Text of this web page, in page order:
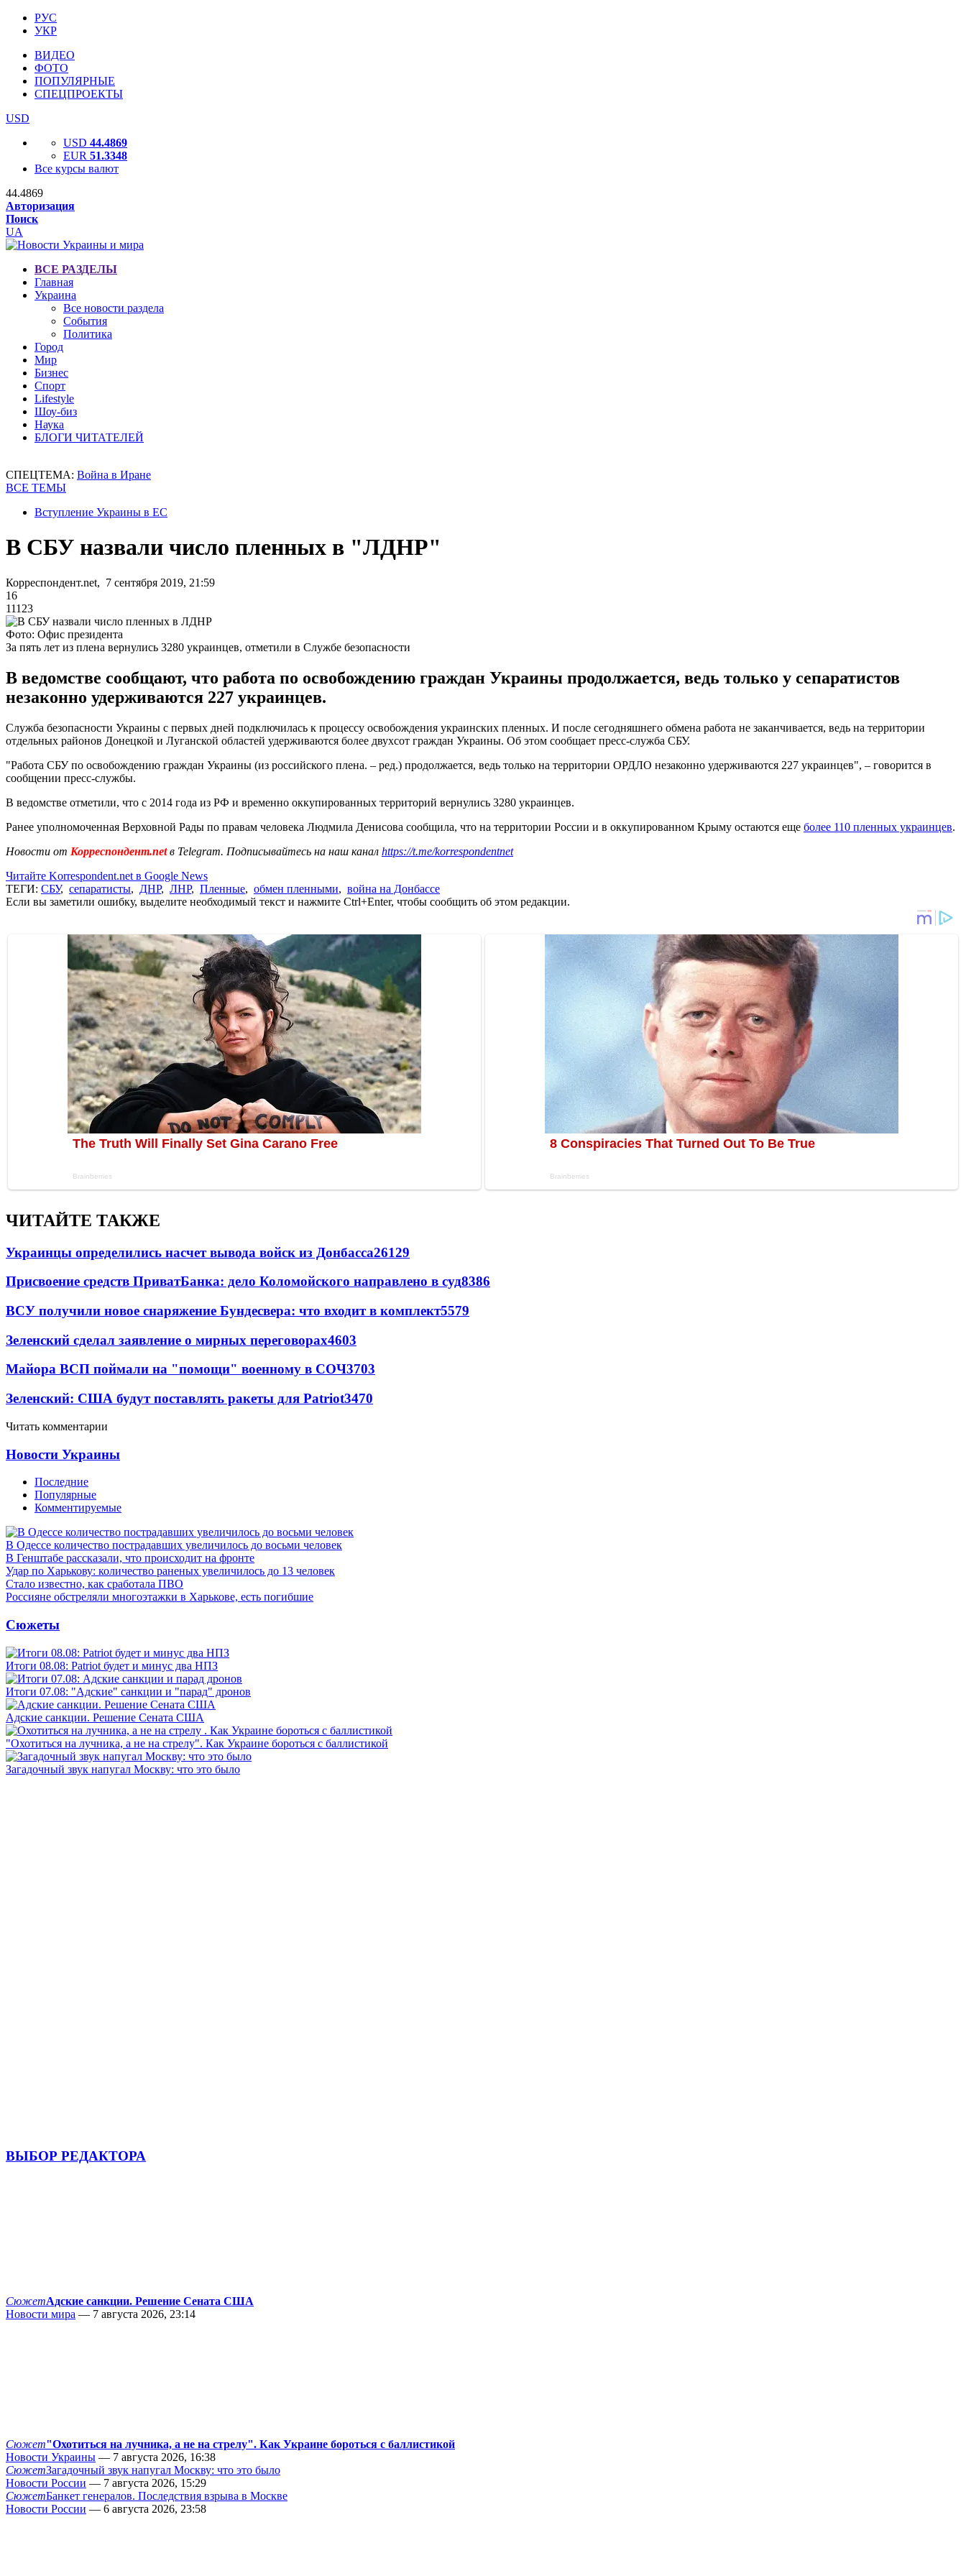
РУС
УКР
ВИДЕО
ФОТО
ПОПУЛЯРНЫЕ
СПЕЦПРОЕКТЫ
USD
USD 44.4869
EUR 51.3348
Все курсы валют
44.4869
Авторизация
Поиск
UA
ВСЕ РАЗДЕЛЫ
Главная
Украина
Все новости раздела
События
Политика
Город
Мир
Бизнес
Спорт
Lifestyle
Шоу-биз
Наука
БЛОГИ ЧИТАТЕЛЕЙ
СПЕЦТЕМА: Война в Иране
ВСЕ ТЕМЫ
Вступление Украины в ЕС
В СБУ назвали число пленных в "ЛДНР"
Корреспондент.net, 7 сентября 2019, 21:59
16
11123
Фото: Офис президента
За пять лет из плена вернулись 3280 украинцев, отметили в Службе безопасности
В ведомстве сообщают, что работа по освобождению граждан Украины продолжается, ведь только у сепаратистов
незаконно удерживаются 227 украинцев.
Служба безопасности Украины с первых дней подключилась к процессу освобождения украинских пленных. И после сегодняшнего обмена работа не заканчивается, ведь на территории
отдельных районов Донецкой и Луганской областей удерживаются более двухсот граждан Украины. Об этом сообщает пресс-служба СБУ.
"Работа СБУ по освобождению граждан Украины (из российского плена. – ред.) продолжается, ведь только на территории ОРДЛО незаконно удерживаются 227 украинцев", – говорится в
сообщении пресс-службы.
В ведомстве отметили, что с 2014 года из РФ и временно оккупированных территорий вернулись 3280 украинцев.
Ранее уполномоченная Верховной Рады по правам человека Людмила Денисова сообщила, что на территории России и в оккупированном Крыму остаются еще более 110 пленных украинцев.
Новости от Корреспондент.netв Telegram. Подписывайтесь на наш канал https://t.me/korrespondentnet
Читайте Korrespondent.net в Google News
ТЕГИ: СБУ, сепаратисты, ДНР, ЛНР, Пленные, обмен пленными, война на Донбассе
Если вы заметили ошибку, выделите необходимый текст и нажмите Ctrl+Enter, чтобы сообщить об этом редакции.
ЧИТАЙТЕ ТАКЖЕ
Украинцы определились насчет вывода войск из Донбасса26129
Присвоение средств ПриватБанка: дело Коломойского направлено в суд8386
ВСУ получили новое снаряжение Бундесвера: что входит в комплект5579
Зеленский сделал заявление о мирных переговорах4603
Майора ВСП поймали на "помощи" военному в СОЧ3703
Зеленский: США будут поставлять ракеты для Patriot3470
Читать комментарии
Новости Украины
Последние
Популярные
Комментируемые
В Одессе количество пострадавших увеличилось до восьми человек
В Генштабе рассказали, что происходит на фронте
Удар по Харькову: количество раненых увеличилось до 13 человек
Стало известно, как сработала ПВО
Россияне обстреляли многоэтажки в Харькове, есть погибшие
Сюжеты
Итоги 08.08: Patriot будет и минус два НПЗ
Итоги 07.08: "Адские" санкции и "парад" дронов
Адские санкции. Решение Сената США
"Охотиться на лучника, а не на стрелу". Как Украине бороться с баллистикой
Загадочный звук напугал Москву: что это было
ВЫБОР РЕДАКТОРА
СюжетАдские санкции. Решение Сената США
Новости мира — 7 августа 2026, 23:14
Сюжет"Охотиться на лучника, а не на стрелу". Как Украине бороться с баллистикой
Новости Украины — 7 августа 2026, 16:38
СюжетЗагадочный звук напугал Москву: что это было
Новости России — 7 августа 2026, 15:29
СюжетБанкет генералов. Последствия взрыва в Москве
Новости России — 6 августа 2026, 23:58